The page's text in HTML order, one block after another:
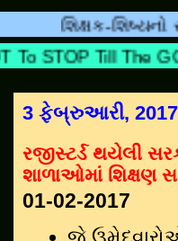
શિક્ષક-શિષ્યનો સંબંધ
To STOP Till The
3 ફેબ્રુઆરી, 2017
રજીસ્ટર્ડ થયેલી
શાળાઓમાં શિક્ષણ
01-02-2017